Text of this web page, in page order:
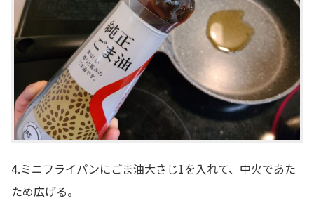
4.ミニフライパンにごま油大さじ1を入れて、中火であた
ため広げる。